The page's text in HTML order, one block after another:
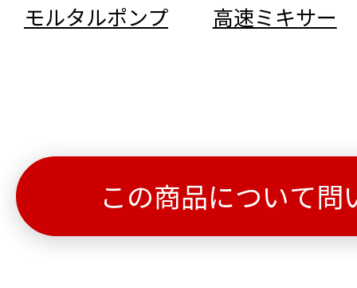
モルタルポンプ 高速ミキサー
この商品について問